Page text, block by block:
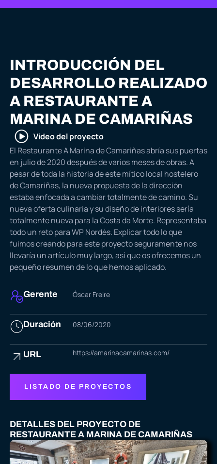
INTRODUCCIÓN DEL
DESARROLLO REALIZADO
A RESTAURANTE A
MARINA DE CAMARIÑAS
Video del proyecto
El Restaurante A Marina de Camariñas abría sus puertas
en julio de 2020 después de varios meses de obras. A
pesar de toda la historia de este mítico local hostelero
de Camariñas, la nueva propuesta de la dirección
estaba enfocada a cambiar totalmente de camino. Su
nueva oferta culinaria y su diseño de interiores sería
totalmente nueva para la Costa da Morte. Representaba
todo un reto para WP Nordés. Explicar todo lo que
fuimos creando para este proyecto seguramente nos
llevaría un artículo muy largo, así que os ofrecemos un
pequeño resumen de lo que hemos aplicado.
Gerente Óscar Freire
Duración 08/06/2020
URL https://amarinacamarinas.com/
LISTADO DE PROYECTOS
DETALLES DEL PROYECTO DE
RESTAURANTE A MARINA DE CAMARIÑAS